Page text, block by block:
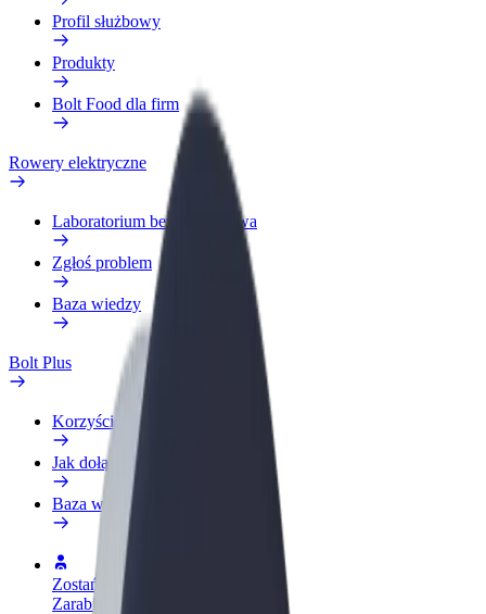
Profil służbowy
Produkty
Bolt Food dla firm
Rowery elektryczne
Laboratorium bezpieczeństwa
Zgłoś problem
Baza wiedzy
Bolt Plus
Korzyści
Jak dołączyć
Baza wiedzy
Zostań kierowcą
Zarabiaj na swoich warunkach